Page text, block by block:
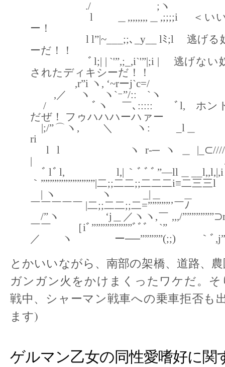
./ ;ヽ
l ＿,,,,,,,,＿,;;;;i ＜いい
ー！
l l”|~___;;､_y__ lﾐ;l 逃げる奴
ーだ！！
ﾞl;| | `'”,;_,i`'”|;i | 逃げない奴
されたディキシーだ！！
,r”i ヽ, ‘~rーj`c=/
,／ ヽ ヽ`ｰ”/:: `ヽ
/ ﾞヽ ￣､::::: ﾞl, ホント 戦
だぜ！ フゥハハハーハァー
|;/”⌒ヽ, ＼ ヽ
ri
l l ヽr‐─ヽ＿|_⊂////;`
| /
ﾞlﾞl, l,|｀ﾞﾞﾞ”―ll＿__l,,l,|,iﾉ
｀””””””””””””|二;;二二;;二二二i≡二三三l
| ヽ ヽ _|＿
￣￣￣￣￣ |二;;二二;;二=”””””’￣ﾉ
/”ヽ ‘j＿／ヽヽ,￣ ,,,/
￣￣ ［iﾞ”””””””””ﾞﾞﾞ￣`”
／ ヽ ー──”””””(;;) ｀
とかいいながら、南部の架橋、道路、
ガンガン火をかけまくったワケだ。そ
戦中、シャーマン戦車への乗車拒否も
ます)
ゲルマン乙女の同性愛嗜好に関